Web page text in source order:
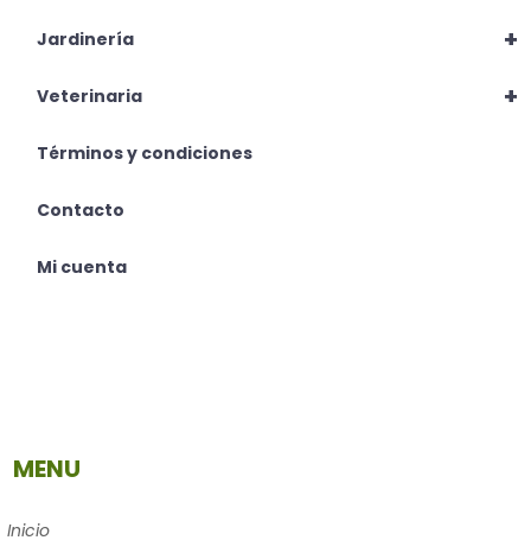
+
Jardinería
+
Veterinaria
Términos y condiciones
Contacto
Mi cuenta
MENU
Inicio